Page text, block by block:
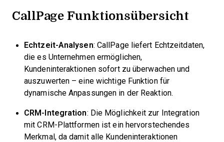
CallPage Funktionsübersicht
Echtzeit-Analysen: CallPage liefert Echtzeitdaten,
die es Unternehmen ermöglichen,
Kundeninteraktionen sofort zu überwachen und
auszuwerten – eine wichtige Funktion für
dynamische Anpassungen in der Reaktion.
CRM-Integration: Die Möglichkeit zur Integration
mit CRM-Plattformen ist ein hervorstechendes
Merkmal, da damit alle Kundeninteraktionen